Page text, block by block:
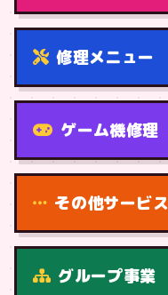
修理メニュー
機種から
ゲーム機修理
その他サービス
グループ事業